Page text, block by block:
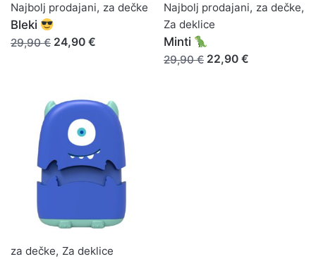
Najbolj prodajani, za dečke
Bleki
29,90 € 24,90 €
Najbolj prodajani, za dečke,
Za deklice
Minti
29,90 € 22,90 €
za dečke, Za deklice